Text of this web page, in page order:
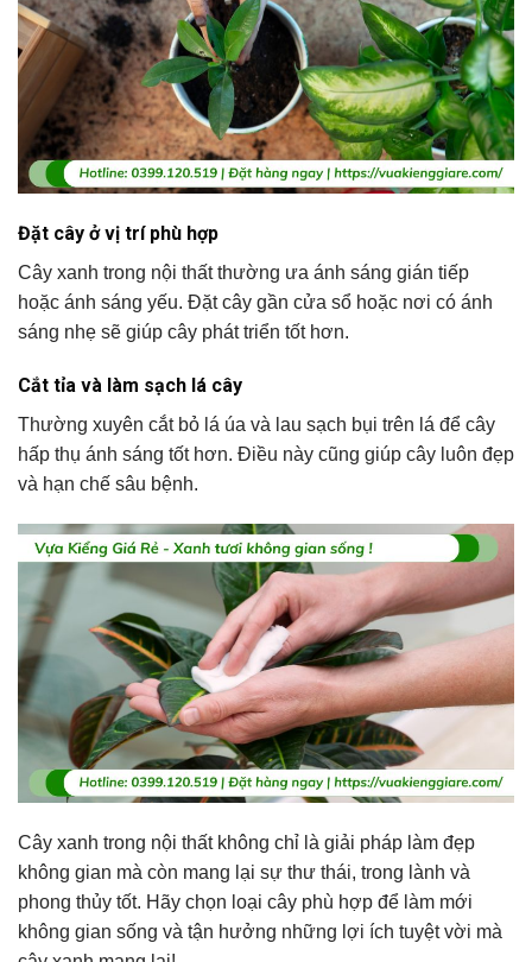
Đặt cây ở vị trí phù hợp
Cây xanh trong nội thất thường ưa ánh sáng gián tiếp
hoặc ánh sáng yếu. Đặt cây gần cửa sổ hoặc nơi có ánh
sáng nhẹ sẽ giúp cây phát triển tốt hơn.
Cắt tỉa và làm sạch lá cây
Thường xuyên cắt bỏ lá úa và lau sạch bụi trên lá để cây
hấp thụ ánh sáng tốt hơn. Điều này cũng giúp cây luôn đẹp
và hạn chế sâu bệnh.
Cây xanh trong nội thất không chỉ là giải pháp làm đẹp
không gian mà còn mang lại sự thư thái, trong lành và
phong thủy tốt. Hãy chọn loại cây phù hợp để làm mới
không gian sống và tận hưởng những lợi ích tuyệt vời mà